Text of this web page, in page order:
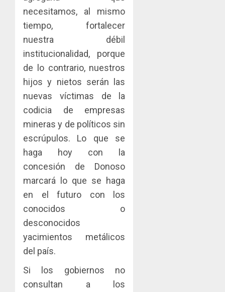
necesitamos, al mismo
tiempo, fortalecer
nuestra débil
institucionalidad, porque
de lo contrario, nuestros
hijos y nietos serán las
nuevas víctimas de la
codicia de empresas
mineras y de políticos sin
escrúpulos. Lo que se
haga hoy con la
concesión de Donoso
marcará lo que se haga
en el futuro con los
conocidos o
desconocidos
yacimientos metálicos
del país.
Si los gobiernos no
consultan a los